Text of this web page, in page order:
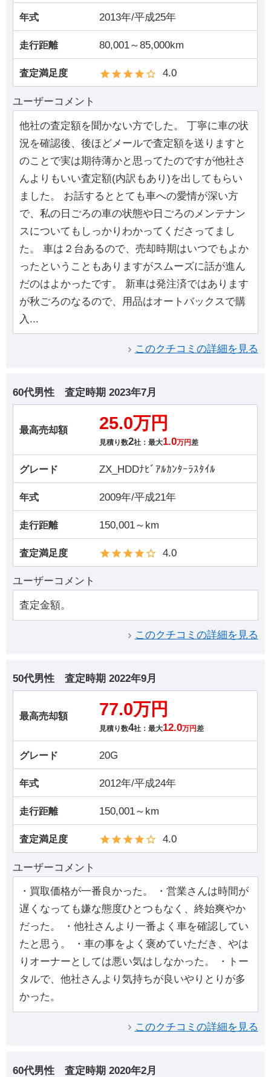
年式 2013年/平成25年
走行距離 80,001～85,000km
査定満足度 4.0
ユーザーコメント
他社の査定額を聞かない方でした。 丁寧に車の状
況を確認後、後ほどメールで査定額を送りますと
のことで実は期待薄かと思ってたのですが他社さ
んよりもいい査定額(内訳もあり)を出してもらい
ました。 お話するととても車への愛情が深い方
で、私の日ごろの車の状態や日ごろのメンテナン
スについてもしっかりわかってくださってまし
た。 車は２台あるので、売却時期はいつでもよか
ったということもありますがスムーズに話が進ん
だのはよかったです。 新車は発注済ではあります
が秋ごろのなるので、用品はオートバックスで購
入...
このクチコミの詳細を見る
60代男性 査定時期 2023年7月
最高売却額 25.0万円
見積り数2社：最大1.0万円差
グレード ZX_HDDﾅﾋﾞｱﾙｶﾝﾀｰﾗｽﾀｲﾙ
年式 2009年/平成21年
走行距離 150,001～km
査定満足度 4.0
ユーザーコメント
査定金額。
このクチコミの詳細を見る
50代男性 査定時期 2022年9月
最高売却額 77.0万円
見積り数4社：最大12.0万円差
グレード 20G
年式 2012年/平成24年
走行距離 150,001～km
査定満足度 4.0
ユーザーコメント
・買取価格が一番良かった。 ・営業さんは時間が
遅くなっても嫌な態度ひとつもなく、終始爽やか
だった。 ・他社さんより一番よく車を確認してい
たと思う。 ・車の事をよく褒めていただき、やは
りオーナーとしては悪い気はしなかった。 ・トー
タルで、他社さんより気持ちが良いやりとりが多
かった。
このクチコミの詳細を見る
60代男性 査定時期 2020年2月